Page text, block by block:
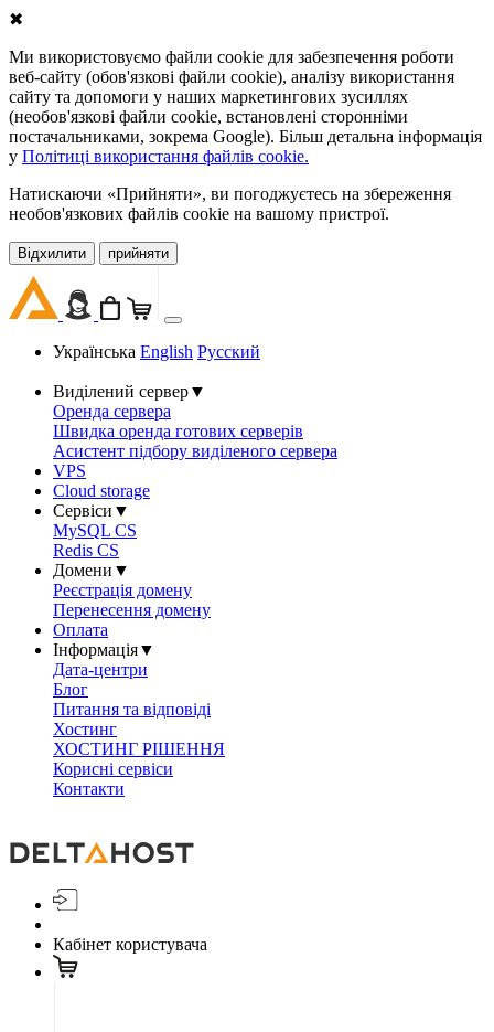
✖
Ми використовуємо файли cookie для забезпечення роботи
веб-сайту (обов'язкові файли cookie), аналізу використання
сайту та допомоги у наших маркетингових зусиллях
(необов'язкові файли cookie, встановлені сторонніми
постачальниками, зокрема Google). Більш детальна інформація
у Політиці використання файлів cookie.
Натискаючи «Прийняти», ви погоджуєтесь на збереження
необов'язкових файлів cookie на вашому пристрої.
Відхилити прийняти
Українська English Русский
Виділений сервер▼
Оренда сервера
Швидка оренда готових серверів
Асистент підбору виділеного сервера
VPS
Cloud storage
Сервіси ▼
MySQL CS
Redis CS
Домени ▼
Реєстрація домену
Перенесення домену
Оплата
Інформація▼
Дата-центри
Блог
Питання та відповіді
Хостинг
ХОСТИНГ РІШЕННЯ
Корисні сервіси
Контакти
Кабінет користувача